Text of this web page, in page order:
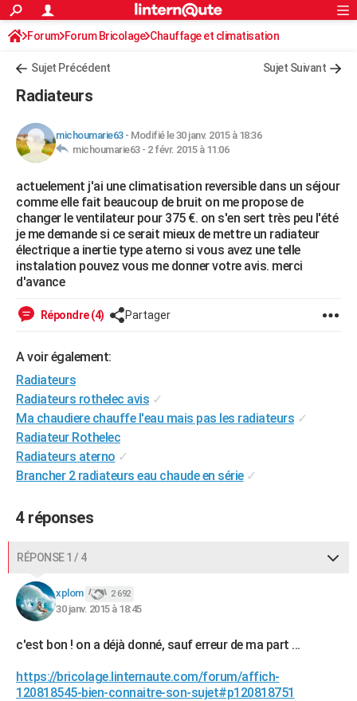
ACTUALITÉS
Politique
Société
Faits Divers
Education
Monde
Villes
+
Retraite
Impôts
Epargne
Immobilier
Risques naturels par ville
Banque
Assurance
Crédit
AUTO
HIGH-TECH
Mobiles
Meilleur smartphone
Internet
Ordinateurs
Jeux vidéo
Guide high-tech
+BRICOLAGE
Forum
Aménagement intérieur
Extérieur
Cuisine
Salle de bains
Jardinage
Rangement
WEEK-END
Guides de France
Escapades
Patrimoine
Expositions
Musées
Week-end nature
LIFESTYLE
Art de vivre
Bien-être
Loisirs
Mode
Modes de vie
SANTE
Destinations
City break
Voyage nature
Voyage de noces
Forum
Climat
+PHOTO
GUIDES D'ACHAT
BONS PLANS
CARTE DE VOEUX
S'inscrire
Se connecter
Lycées
Collèges
Primaires
Universités
Entreprises
Service militaire
Avis de recherche
AVIS DE DÉCÈS
Rechercher
S'inscrire
Connexion
Forum Forum Bricolage Chauffage et climatisation
Sujet Précédent Sujet Suivant
Radiateurs
michoumarie63- Modifié le 30 janv. 2015 à 18:36
michoumarie63 - 2 févr. 2015 à 11:06
actuelement j'ai une climatisation reversible dans un séjour
comme elle fait beaucoup de bruit on me propose de
changer le ventilateur pour 375 €. on s'en sert très peu l'été
je me demande si ce serait mieux de mettre un radiateur
électrique a inertie type aterno si vous avez une telle
instalation pouvez vous me donner votre avis. merci
d'avance
Répondre (4) Partager
A voir également:
Radiateurs
Radiateurs rothelec avis ✓
Ma chaudiere chauffe l'eau mais pas les radiateurs ✓
Radiateur Rothelec
Radiateurs aterno ✓
Brancher 2 radiateurs eau chaude en série ✓
4 réponses
RÉPONSE 1 / 4
xplom 2 692
30 janv. 2015 à 18:45
c'est bon ! on a déjà donné, sauf erreur de ma part ...
https://bricolage.linternaute.com/forum/affich-
120818545-bien-connaitre-son-sujet#p120818751